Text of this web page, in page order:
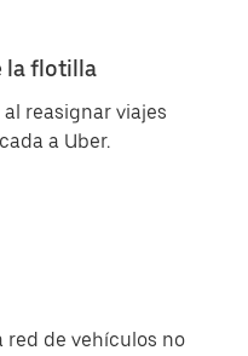
la flotilla
reasignar viajes
a Uber.
de vehículos no